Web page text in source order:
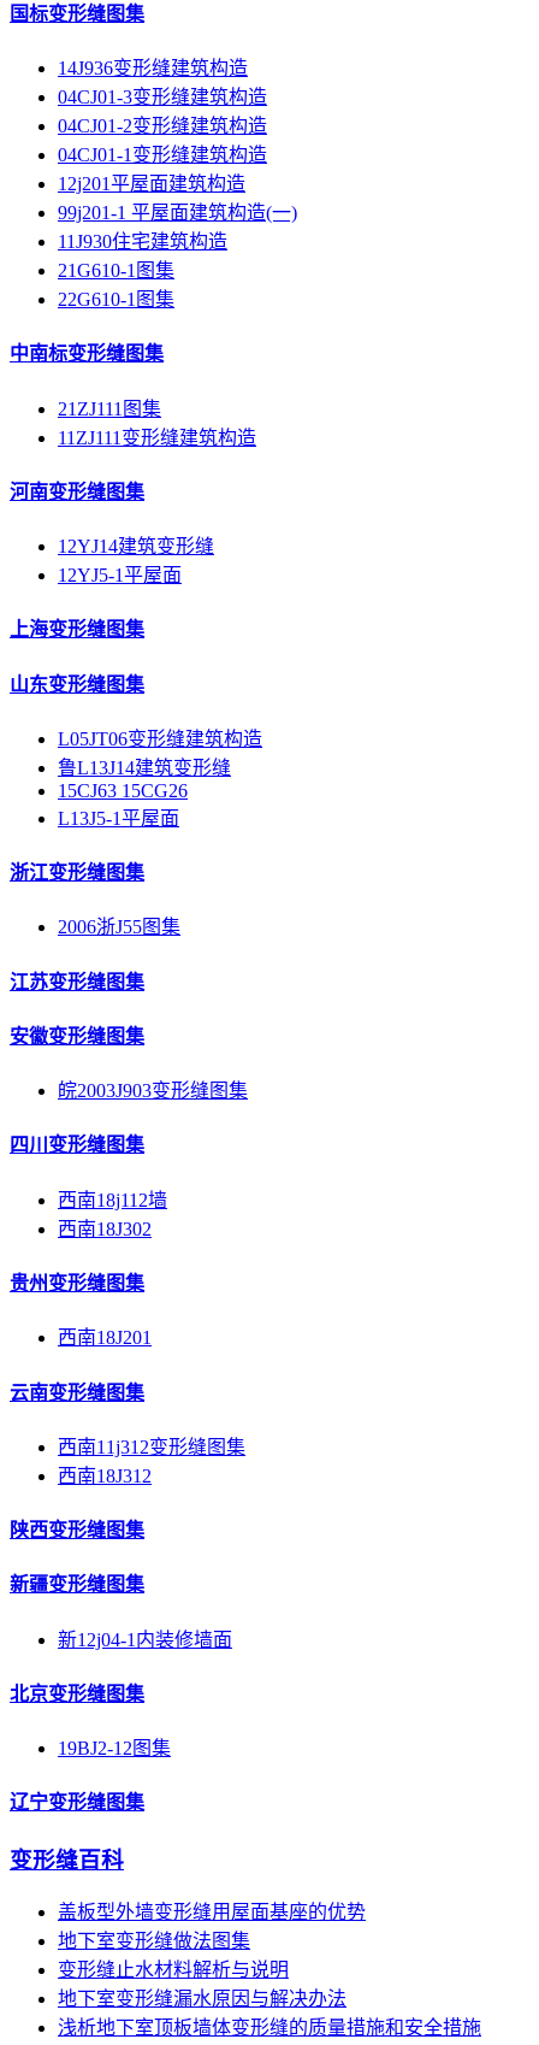
国标变形缝图集
14J936变形缝建筑构造
04CJ01-3变形缝建筑构造
04CJ01-2变形缝建筑构造
04CJ01-1变形缝建筑构造
12j201平屋面建筑构造
99j201-1 平屋面建筑构造(一)
11J930住宅建筑构造
21G610-1图集
22G610-1图集
中南标变形缝图集
21ZJ111图集
11ZJ111变形缝建筑构造
河南变形缝图集
12YJ14建筑变形缝
12YJ5-1平屋面
上海变形缝图集
山东变形缝图集
L05JT06变形缝建筑构造
鲁L13J14建筑变形缝
15CJ63 15CG26
L13J5-1平屋面
浙江变形缝图集
2006浙J55图集
江苏变形缝图集
安徽变形缝图集
皖2003J903变形缝图集
四川变形缝图集
西南18j112墙
西南18J302
贵州变形缝图集
西南18J201
云南变形缝图集
西南11j312变形缝图集
西南18J312
陕西变形缝图集
新疆变形缝图集
新12j04-1内装修墙面
北京变形缝图集
19BJ2-12图集
辽宁变形缝图集
变形缝百科
盖板型外墙变形缝用屋面基座的优势
地下室变形缝做法图集
变形缝止水材料解析与说明
地下室变形缝漏水原因与解决办法
浅析地下室顶板墙体变形缝的质量措施和安全措施